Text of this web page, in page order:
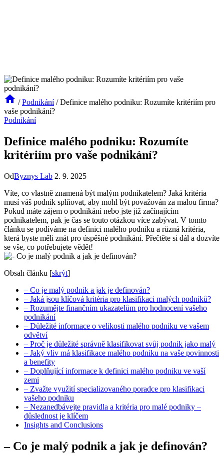
/ Podnikání / Definice malého podniku: Rozumíte kritériím pro
vaše podnikání?
Podnikání
Definice malého podniku: Rozumíte
kritériím pro vaše podnikání?
OdByznys Lab 2. 9. 2025
Víte, co vlastně znamená být malým podnikatelem? Jaká kritéria
musí váš podnik splňovat, aby mohl být považován za malou firma?
Pokud máte zájem o podnikání nebo jste již začínajícím
podnikatelem, pak je čas se touto otázkou více zabývat. V tomto
článku se podíváme na definici malého podniku a různá kritéria,
která byste měli znát pro úspěšné podnikání. Přečtěte si dál a dozvíte
se vše, co potřebujete vědět!
Obsah článku [skrýt]
– Co je malý podnik a jak je definován?
– Jaká jsou klíčová kritéria pro klasifikaci malých podniků?
– Rozumějte finančním ukazatelům pro hodnocení vašeho
podnikání
– Důležité informace o velikosti malého podniku ve vašem
odvětví
– Proč je důležité správně klasifikovat svůj podnik jako malý
– Jaký vliv má klasifikace malého podniku na vaše povinnosti
a benefity
– Doplňující informace k definici malého podniku ve vaší
zemi
– Zvažte využití specializovaného poradce pro klasifikaci
vašeho podniku
– Nezanedbávejte pravidla a kritéria pro malé podniky –
důslednost je klíčem
Insights and Conclusions
– Co je malý podnik a jak je definován?